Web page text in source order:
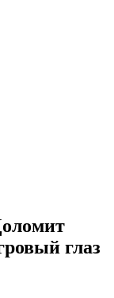
глаз